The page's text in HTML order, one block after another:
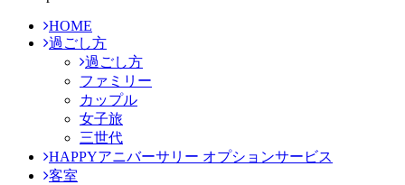
HOME
過ごし方
過ごし方
ファミリー
カップル
女子旅
三世代
HAPPYアニバーサリー オプションサービス
客室